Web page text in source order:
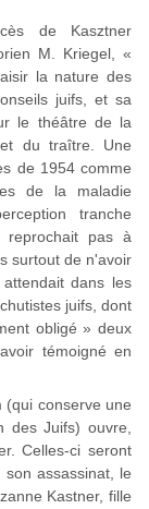
de Kasztner
M. Kriegel, «
la nature des
juifs, et sa
le théâtre de la
du traître. Une
de 1954 comme
de la maladie
tranche
pas à
surtout de n'avoir
dans les
juifs, dont
obligé » deux
témoigné en
(qui conserve une
des Juifs) ouvre,
Celles-ci seront
assassinat, le
Kastner, fille